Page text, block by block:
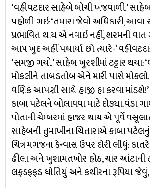
‘વહીવટદાર સાહેબે બોચી ખંજવાળી.’
પહોળી ગઇ: ‘તમારા જેવો અધિકારી, આવા
પ્રભાવિત થાય એ નવાઇ નહીં, શરમની વાત
આપ ખુદ અહીં પધાર્યા છો ત્યારે-’
‘સમજી ગયો.’ સાહેબ ખુરશીમાં ટટ્ટાર થયા:
મોકલીને તાબડતોબ એને મારી પાસે
વણિક આપણી સાથે હાજી હા કરવા
કાબા પટેલને બોલાવવા માટે દોડ્યા. વંડા
પોતાની ચેમ્બરમાં હાજર થાય એ પૂર્વે
સાહેબની તુમાખીના ચિતારાએ કાબા
ચિત્ર મગજના કેન્વાસ ઉપર દોરી લીધું:
ઢીલા અને ખુશામતખોર હોઠ, ચાર આંટાની
લફડફફડ ધોતિયું અને કથીરના રૂપિયા